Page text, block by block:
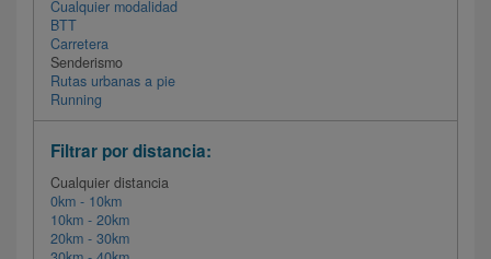
Cualquier modalidad
BTT
Carretera
Senderismo
Rutas urbanas a pie
Running
Filtrar por distancia:
Cualquier distancia
0km - 10km
10km - 20km
20km - 30km